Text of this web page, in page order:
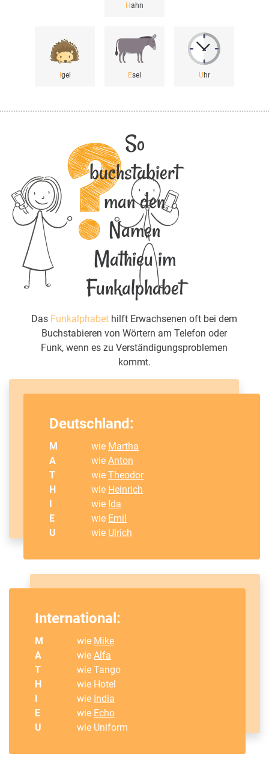
Hahn
Igel Esel Uhr
So
buchstabiert
man den
Namen
Mathieu im
Funkalphabet
Das Funkalphabet hilft Erwachsenen oft bei dem
Buchstabieren von Wörtern am Telefon oder
Funk, wenn es zu Verständigungsproblemen
kommt.
Deutschland:
M wie Martha
A
wieAnton
T
wieTheodor
H
wie Heinrich
I
wie Ida
E
wie Emil
U
wie Ulrich
International:
M wie Mike
A
wieAlfa
T
wie Tango
H
wie Hotel
I
wie India
E
wie Echo
U
wie Uniform